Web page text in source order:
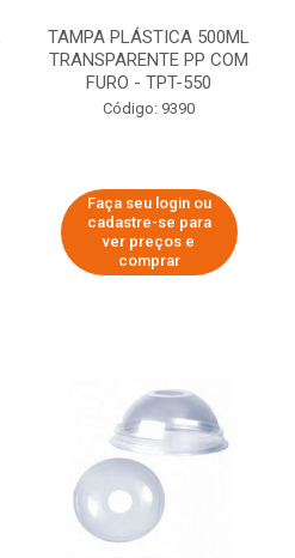
TAMPA PLÁSTICA 500ML
TRANSPARENTE PP COM
FURO - TPT-550
Código: 9390
Faça seu login ou
cadastre-se para
ver preços e
comprar